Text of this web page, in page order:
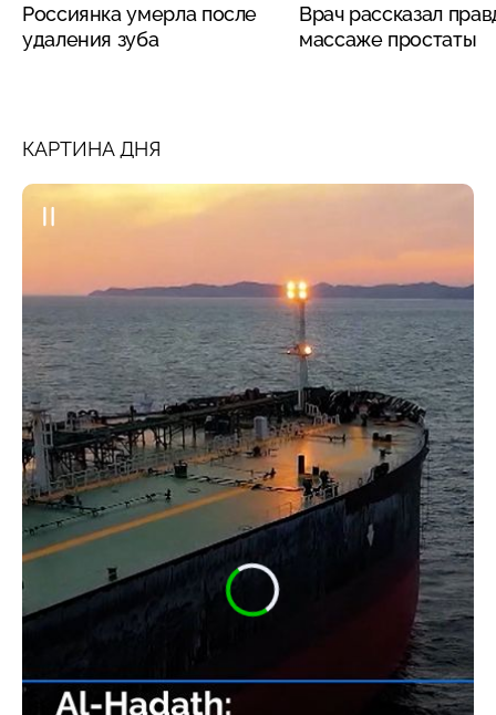
Россиянка умерла после
удаления зуба
Врач рассказал
массаже простаты
КАРТИНА ДНЯ